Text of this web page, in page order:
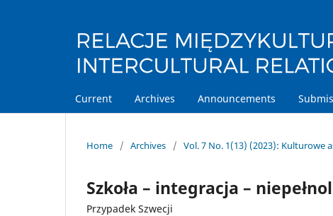
Current Archives Announcements
Home / Archives / Vol. 7 No. 1(13) (2023): Kulturowe
Szkoła – integracja –
Przypadek Szwecji